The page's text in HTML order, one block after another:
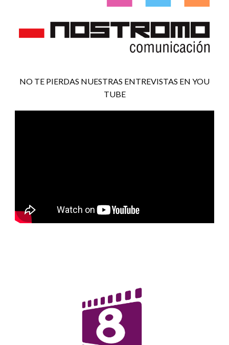
NO TE PIERDAS NUESTRAS ENTREVISTAS EN YOU
TUBE